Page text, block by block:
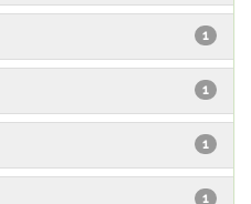
1
1
1
1